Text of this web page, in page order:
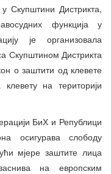
Скупштини Дистрикта,
функција у
је организовала
Скупштином Дистрикта
о заштити од клевете
на територији
БиХ и Републици
осигурава слободу
мјере заштите лица
на европским